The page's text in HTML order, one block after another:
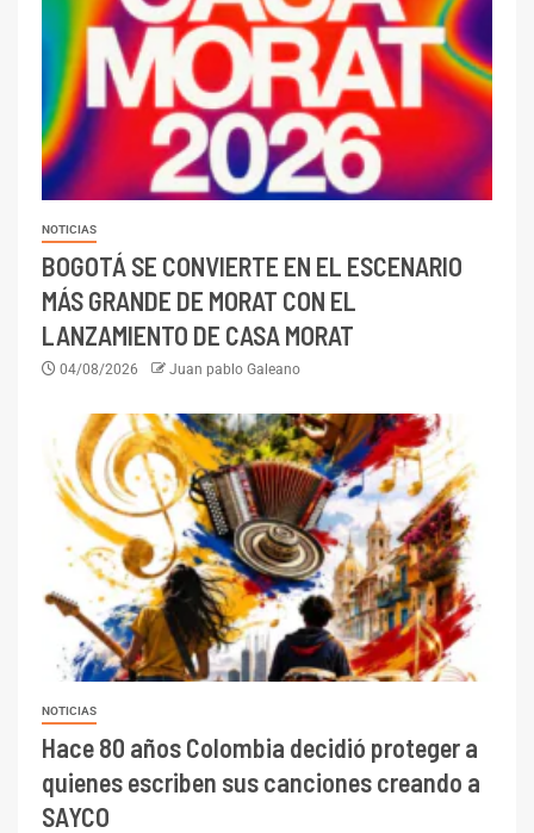
NOTICIAS
BOGOTÁ SE CONVIERTE EN EL ESCENARIO
MÁS GRANDE DE MORAT CON EL
LANZAMIENTO DE CASA MORAT
04/08/2026 Juan pablo Galeano
NOTICIAS
Hace 80 años Colombia decidió proteger a
quienes escriben sus canciones creando a
SAYCO